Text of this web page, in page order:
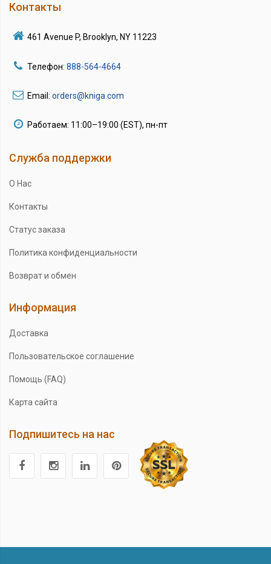
Контакты
461 Avenue P, Brooklyn, NY 11223
Телефон: 888-564-4664
Email: orders@kniga.com
Работаем: 11:00–19:00 (EST), пн-пт
Служба поддержки
О Нас
Контакты
Статус заказа
Политика конфиденциальности
Возврат и обмен
Информация
Доставка
Пользовательское соглашение
Помощь (FAQ)
Карта сайта
Подпишитесь на нас